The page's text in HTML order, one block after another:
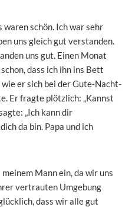
schön. Ich war sehr
uns gleich gut verstanden.
uns gut. Einen Monat
dass ich ihn ins Bett
er sich bei der Gute-Nacht-
Er fragte plötzlich: „Kannst
„Ich kann dir
da bin. Papa und ich
Mann ein, da wir uns
vertrauten Umgebung
dass wir alle gut